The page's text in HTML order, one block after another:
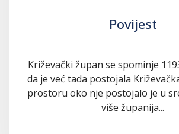
Povijest
Križevački župan se spominje
da je već tada postojala
prostoru oko nje postojalo je u
više županija...